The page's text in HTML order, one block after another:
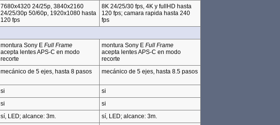
7680x4320 24/25p, 3840x2160
24/25/30p 50/60p, 1920x1080 hasta
120 fps
8K 24/25/30 fps, 4K y fullHD hasta
120 fps; camara rapida hasta 240
fps
montura Sony E Full Frame
acepta lentes APS-C en modo
recorte
montura Sony E Full Frame
acepta lentes APS-C en modo
recorte
mecánico de 5 ejes, hasta 8 pasos mecánico de 5 ejes, hasta 8.5 pasos
si
si
si
si
sí, LED; alcance: 3m.
sí, LED; alcance: 3m.